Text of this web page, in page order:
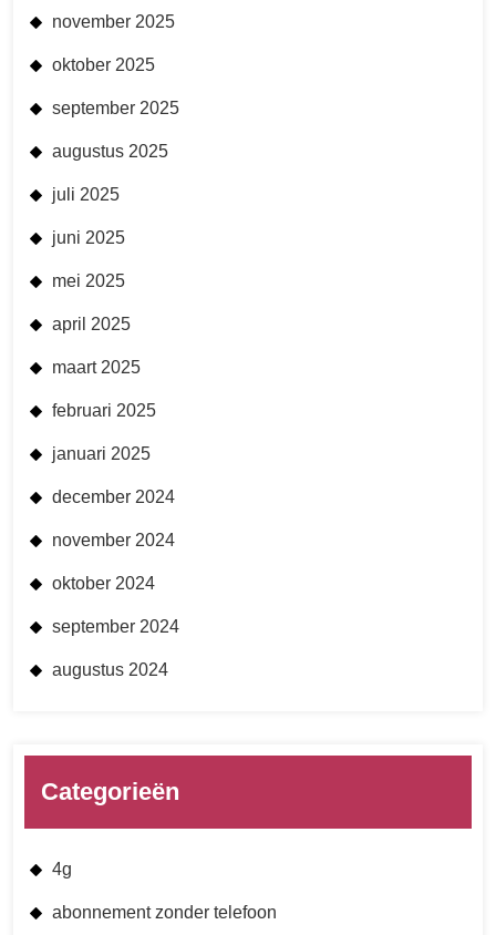
november 2025
oktober 2025
september 2025
augustus 2025
juli 2025
juni 2025
mei 2025
april 2025
maart 2025
februari 2025
januari 2025
december 2024
november 2024
oktober 2024
september 2024
augustus 2024
Categorieën
4g
abonnement zonder telefoon